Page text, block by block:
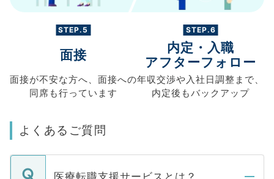
STEP.5
面接
面接が不安な方へ、 面接への
同席も行っています
STEP.6
内定・入職
アフターフォロー
年収交渉や入社日調整まで、
内定後もバックアップ
よくあるご質問
医療転職支援サービスとは？